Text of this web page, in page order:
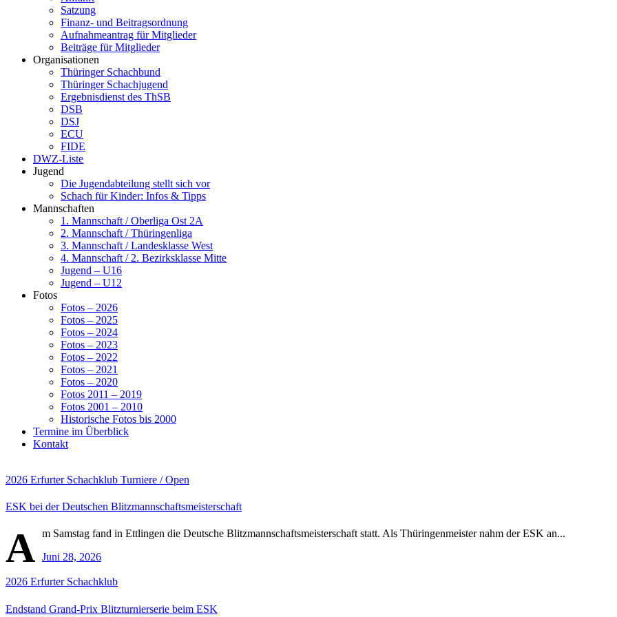
Satzung
Finanz- und Beitragsordnung
Aufnahmeantrag für Mitglieder
Beiträge für Mitglieder
Organisationen
Thüringer Schachbund
Thüringer Schachjugend
Ergebnisdienst des ThSB
DSB
DSJ
ECU
FIDE
DWZ-Liste
Jugend
Die Jugendabteilung stellt sich vor
Schach für Kinder: Infos & Tipps
Mannschaften
1. Mannschaft / Oberliga Ost 2A
2. Mannschaft / Thüringenliga
3. Mannschaft / Landesklasse West
4. Mannschaft / 2. Bezirksklasse Mitte
Jugend – U16
Jugend – U12
Fotos
Fotos – 2026
Fotos – 2025
Fotos – 2024
Fotos – 2023
Fotos – 2022
Fotos – 2021
Fotos – 2020
Fotos 2011 – 2019
Fotos 2001 – 2010
Historische Fotos bis 2000
Termine im Überblick
Kontakt
2026 Erfurter Schachklub Turniere / Open
ESK bei der Deutschen Blitzmannschaftsmeisterschaft
A m Samstag fand in Ettlingen die Deutsche Blitzmannschaftsmeisterschaft statt. Als Thüringenmeister nahm der ESK an...
Juni 28, 2026
2026 Erfurter Schachklub
Endstand Grand-Prix Blitzturnierserie beim ESK